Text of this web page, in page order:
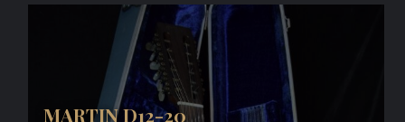
MARTIN D12-20